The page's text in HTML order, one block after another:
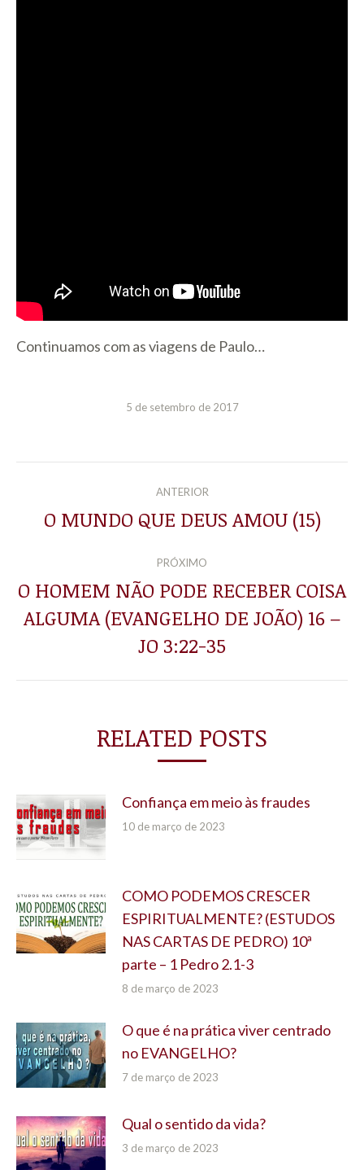
Continuamos com as viagens de Paulo…
5 de setembro de 2017
NAVEGAÇÃO
DE
ANTERIOR
Post
O MUNDO QUE DEUS AMOU (15)
PRÓXIMO
Próximo
post:
O HOMEM NÃO PODE RECEBER COISA
ALGUMA (EVANGELHO DE JOÃO) 16 –
JO 3:22-35
RELATED POSTS
Confiança em meio às fraudes
10 de março de 2023
COMO PODEMOS CRESCER
ESPIRITUALMENTE? (ESTUDOS
NAS CARTAS DE PEDRO) 10ª
parte – 1 Pedro 2.1-3
8 de março de 2023
O que é na prática viver centrado
no EVANGELHO?
7 de março de 2023
Qual o sentido da vida?
3 de março de 2023